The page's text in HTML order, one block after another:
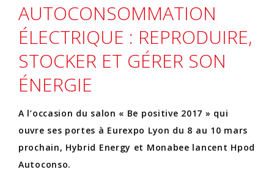
AUTOCONSOMMATION
ÉLECTRIQUE : REPRODUIRE,
STOCKER ET GÉRER SON
ÉNERGIE
A l’occasion du salon « Be positive 2017 » qui
ouvre ses portes à Eurexpo Lyon du 8 au 10 mars
prochain, Hybrid Energy et Monabee lancent Hpod
Autoconso.